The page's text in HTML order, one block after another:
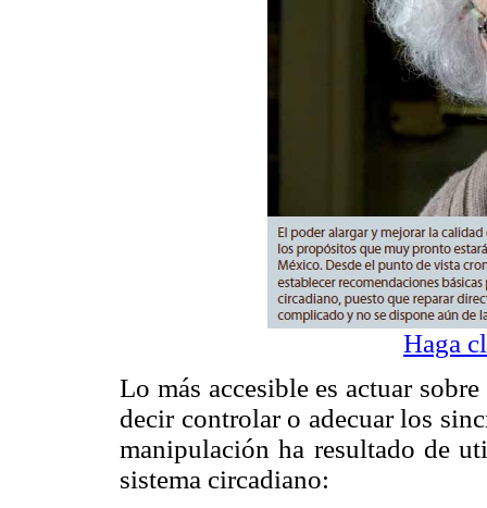
Haga
Lo más accesible es actuar
decir controlar o adecuar los
manipulación ha resultado de
sistema circadiano: